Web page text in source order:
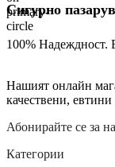
Сигурно
100% Надеждност.
Нашият онлайн
качествени,
Абонирайте се за
Категории